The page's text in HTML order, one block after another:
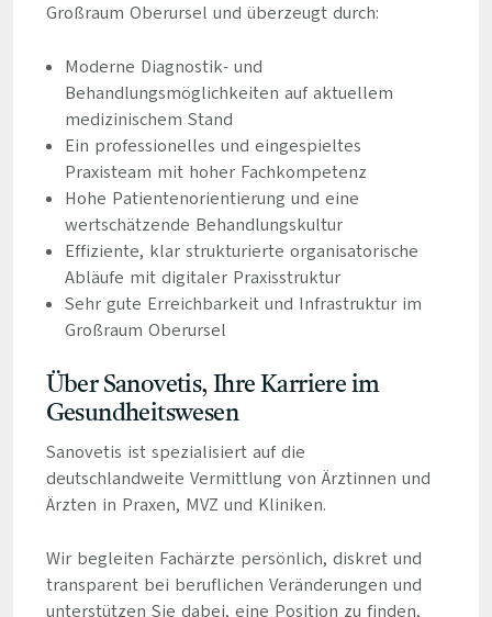
Großraum Oberursel und überzeugt durch:
Moderne Diagnostik- und
Behandlungsmöglichkeiten auf aktuellem
medizinischem Stand
Ein professionelles und eingespieltes
Praxisteam mit hoher Fachkompetenz
Hohe Patientenorientierung und eine
wertschätzende Behandlungskultur
Effiziente, klar strukturierte organisatorische
Abläufe mit digitaler Praxisstruktur
Sehr gute Erreichbarkeit und Infrastruktur im
Großraum Oberursel
Über Sanovetis, Ihre Karriere im
Gesundheitswesen
Sanovetis ist spezialisiert auf die
deutschlandweite Vermittlung von Ärztinnen und
Ärzten in Praxen, MVZ und Kliniken.
Wir begleiten Fachärzte persönlich, diskret und
transparent bei beruflichen Veränderungen und
unterstützen Sie dabei, eine Position zu finden,